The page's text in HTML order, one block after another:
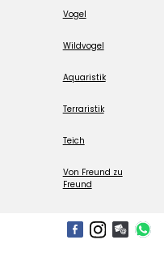
Vogel
Wildvogel
Aquaristik
Terraristik
Teich
Von Freund zu
Freund